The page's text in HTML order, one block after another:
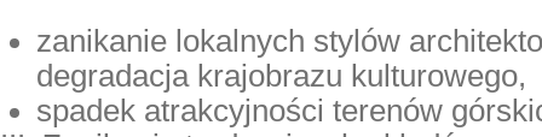
zanikanie lokalnych stylów
degradacja krajobrazu kulturowego,
spadek atrakcyjności terenów